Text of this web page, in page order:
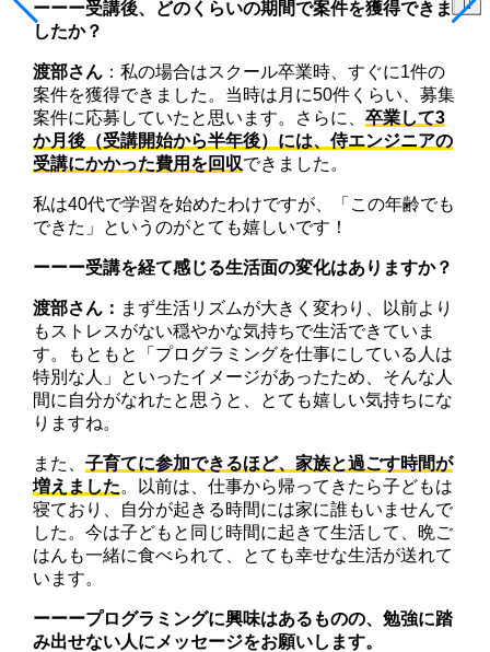
ーーー受講後、どのくらいの期間で案件を獲得できま
したか？
渡部さん ：私の場合はスクール卒業時、すぐに1件の
案件を獲得できました。当時は月に50件くらい、募集
案件に応募していたと思います。さらに、卒業して3
か月後（受講開始から半年後）には、侍エンジニアの
受講にかかった費用を回収できました。
私は40代で学習を始めたわけですが、「この年齢でも
できた」というのがとても嬉しいです！
ーーー受講を経て感じる生活面の変化はありますか？
渡部さん： まず生活リズムが大きく変わり、以前より
もストレスがない穏やかな気持ちで生活できていま
す。もともと「プログラミングを仕事にしている人は
特別な人」といったイメージがあったため、そんな人
間に自分がなれたと思うと、とても嬉しい気持ちにな
りますね。
また、子育てに参加できるほど、家族と過ごす時間が
増えました。以前は、仕事から帰ってきたら子どもは
寝ており、自分が起きる時間には家に誰もいませんで
した。今は子どもと同じ時間に起きて生活して、晩ご
はんも一緒に食べられて、とても幸せな生活が送れて
います。
ーーープログラミングに興味はあるものの、勉強に踏
み出せない人にメッセージをお願いします。